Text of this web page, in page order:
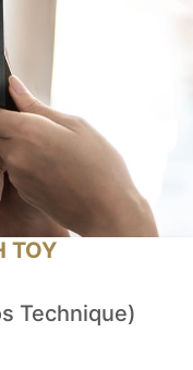
ΤΟΥ
Technique)